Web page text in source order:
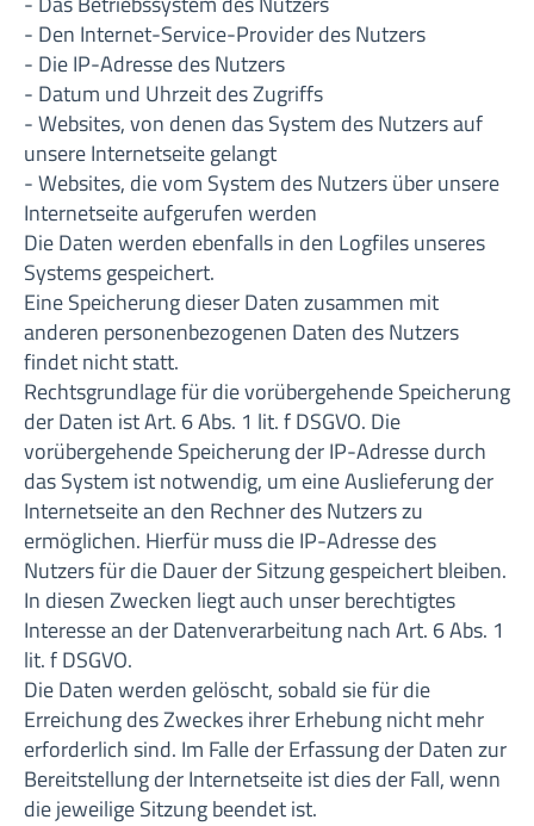
- Den Internet-Service-Provider des Nutzers
- Die IP-Adresse des Nutzers
- Datum und Uhrzeit des Zugriffs
- Websites, von denen das System des Nutzers auf
unsere Internetseite gelangt
- Websites, die vom System des Nutzers über unsere
Internetseite aufgerufen werden
Die Daten werden ebenfalls in den Logfiles unseres
Systems gespeichert.
Eine Speicherung dieser Daten zusammen mit
anderen personenbezogenen Daten des Nutzers
findet nicht statt.
Rechtsgrundlage für die vorübergehende Speicherung
der Daten ist Art. 6 Abs. 1 lit. f DSGVO. Die
vorübergehende Speicherung der IP-Adresse durch
das System ist notwendig, um eine Auslieferung der
Internetseite an den Rechner des Nutzers zu
ermöglichen. Hierfür muss die IP-Adresse des
Nutzers für die Dauer der Sitzung gespeichert bleiben.
In diesen Zwecken liegt auch unser berechtigtes
Interesse an der Datenverarbeitung nach Art. 6 Abs. 1
lit. f DSGVO.
Die Daten werden gelöscht, sobald sie für die
Erreichung des Zweckes ihrer Erhebung nicht mehr
erforderlich sind. Im Falle der Erfassung der Daten zur
Bereitstellung der Internetseite ist dies der Fall, wenn
die jeweilige Sitzung beendet ist.